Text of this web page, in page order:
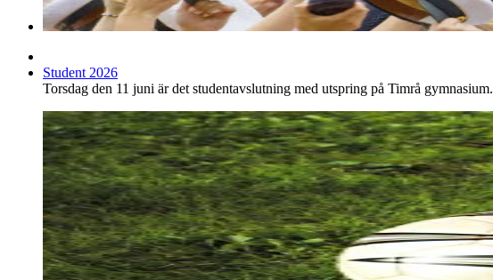
Student 2026
Torsdag den 11 juni är det studentavslutning med utspring på Timrå gymnasium.